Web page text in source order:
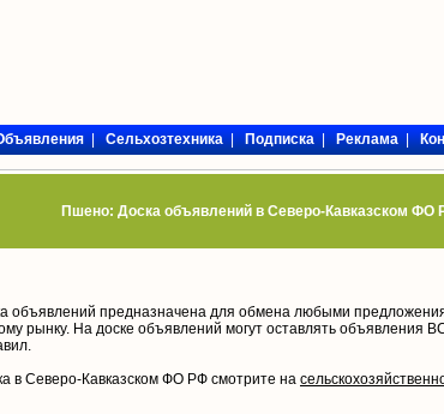
|Сельхозтехника|Подписка|Реклама|
Пшено: Доска объявлений в Северо-Кавказском ФО
объявлений предназначена для обмена любыми
рынку. На доске объявлений могут оставлять объявления
.
в Северо-Кавказском ФО РФ смотрите на